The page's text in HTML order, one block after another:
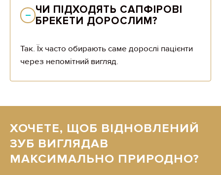
ЧИ ПІДХОДЯТЬ САПФІРОВІ
БРЕКЕТИ ДОРОСЛИМ?
Так. Їх часто обирають саме дорослі пацієнти
через непомітний вигляд.
ХОЧЕТЕ, ЩОБ ВІДНОВЛЕНИЙ
ЗУБ ВИГЛЯДАВ
МАКСИМАЛЬНО ПРИРОДНО?